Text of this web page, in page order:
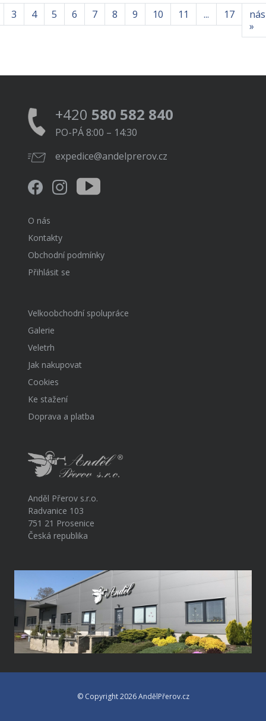
3 4 5 6 7 8 9 10 11 ... 17
»
+420 580 582 840
PO-PÁ 8:00 – 14:30
expedice@andelprerov.cz
O nás
Kontakty
Obchodní podmínky
Přihlásit se
Velkoobchodní spolupráce
Galerie
Veletrh
Jak nakupovat
Cookies
Ke stažení
Doprava a platba
Anděl Přerov s.r.o.
Radvanice 103
751 21 Prosenice
Česká republika
© Copyright 2026 AndělPřerov.cz